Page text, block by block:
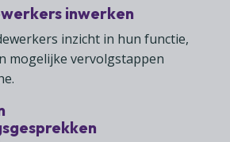
inwerken
inzicht in hun functie,
mogelijke vervolgstappen